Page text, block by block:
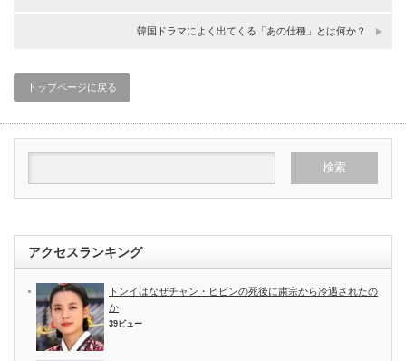
韓国ドラマによく出てくる「あの仕種」とは何か？
トップページに戻る
アクセスランキング
トンイはなぜチャン・ヒビンの死後に粛宗から冷遇されたの
か
39ビュー